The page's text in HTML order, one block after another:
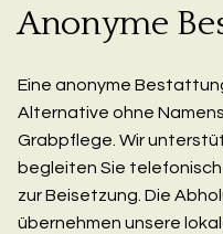
Anonyme
Eine anonyme
Alternative ohne
Grabpflege. Wir
begleiten Sie
zur Beisetzung. Die
übernehmen unsere